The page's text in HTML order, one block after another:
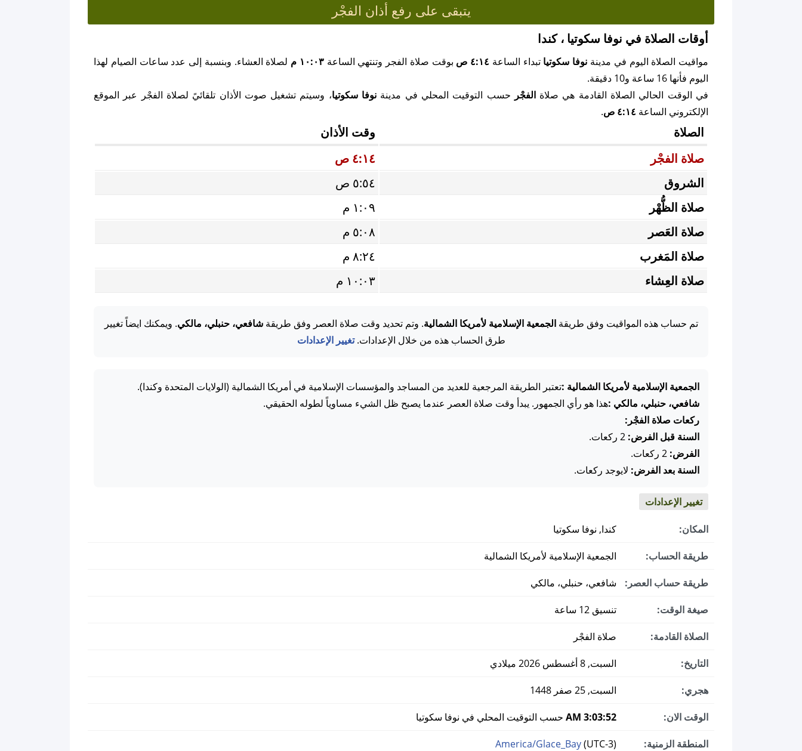
يتبقى على رفع أذان الفجْر
أوقات الصلاة في نوفا سكوتيا ، كندا
مواقيت الصلاة اليوم في مدينة نوفا سكوتيا تبداء الساعة ٤:١٤ ص بوقت صلاة الفجر وتنتهي الساعة١٠:٠٣ م
لصلاة العشاء. وبنسبة إلى عدد ساعات الصيام لهذا
اليوم فأنها 16 ساعة و10 دقيقة.
في الوقت الحالي الصلاة القادمة هي صلاةالفجْر حسب التوقيت المحلي في مدينة نوفا سكوتيا، وسيتم تشغيل صوت الأذان تلقائيً لصلاة الفجْر عبر الموقع
الإلكتروني الساعة ٤:١٤ ص .
الصلاة
وقت الأذان
صلاة الفجْر
٤:١٤ ص
الشروق
٥:٥٤ ص
صلاة الظُّهْر
١:٠٩ م
صلاة العَصر
٥:٠٨ م
صلاة المَغرب
٨:٢٤ م
صلاة العِشاء
١٠:٠٣ م
تم حساب هذه المواقيت وفق طريقةالجمعية الإسلامية لأمريكا الشمالية. وتم تحديد وقت صلاة العصر وفق طريقةشافعي، حنبلي، مالكي. ويمكنك ايضاً تغيير
طرق الحساب هذه من خلال الإعدادات.تغيير الإعدادات
الجمعية الإسلامية لأمريكا الشمالية :تعتبر الطريقة المرجعية للعديد من المساجد والمؤسسات الإسلامية في أمريكا الشمالية (الولايات المتحدة وكندا).
شافعي، حنبلي، مالكي :هذا هو رأي الجمهور. يبدأ وقت صلاة العصر عندما يصبح ظل الشيء مساوياً لطوله الحقيقي.
ركعات صلاة الفجْر:
السنة قبل الفرض:
الفرض:
السنة بعد الفرض: لايوجد ركعات.
تغيير الإعدادات
المكان: كندا, نوفا سكوتيا
طريقة الحساب: الجمعية الإسلامية لأمريكا الشمالية
طريقة حساب العصر: شافعي، حنبلي، مالكي
صيغة الوقت: تنسيق 12 ساعة
الصلاة القادمة: صلاة الفجْر
التاريخ: السبت, 8 أغسطس 2026 ميلادي
هجري: السبت, 25 صفر 1448
الوقت الان: 3:03:53 AM حسب التوقيت المحلي في نوفا سكوتيا
المنطقة الزمنية: America/Glace_Bay(UTC-3)